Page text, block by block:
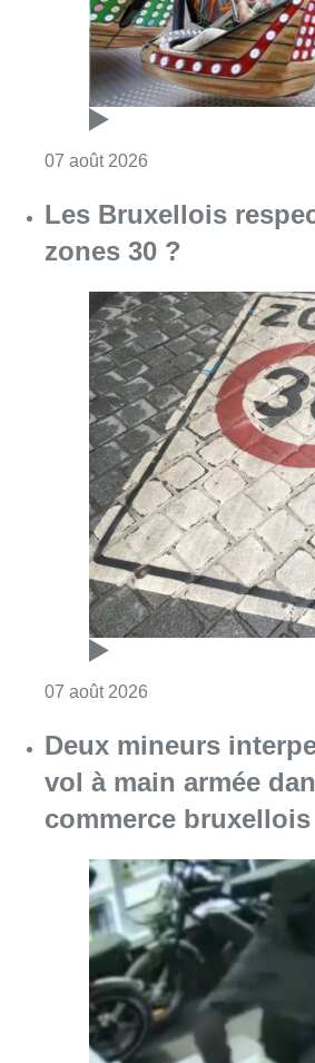
07 août 2026
Les Bruxellois
zones 30 ?
07 août 2026
Deux mineurs
vol à main armée
commerce bruxellois